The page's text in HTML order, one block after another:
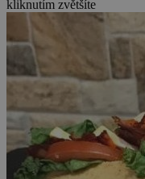
kliknutím zvětšíte